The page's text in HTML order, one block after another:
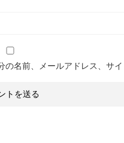
名前、メールアドレス、サイ